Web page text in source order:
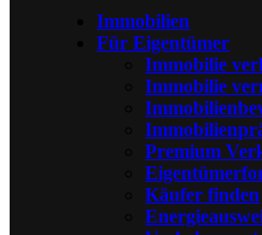
Immobilien
Für Eigentümer
Immobilie
Immobilie
Premium
Käufer finden